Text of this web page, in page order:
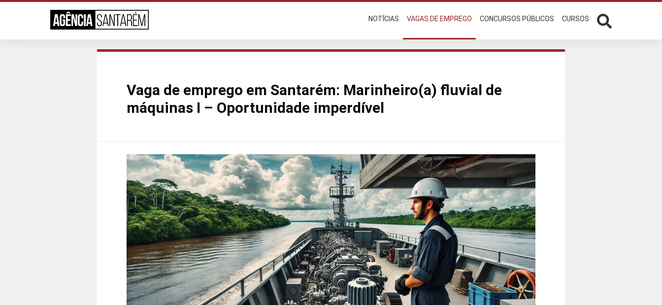
NOTÍCIAS VAGAS DE EMPREGO CONCURSOS PÚBLICOS CURSOS
Vaga de emprego em Santarém: Marinheiro(a) fluvial de
máquinas I – Oportunidade imperdível